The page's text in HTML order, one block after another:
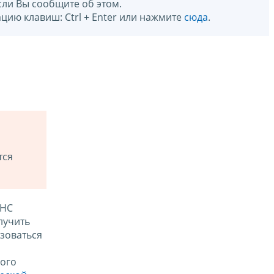
Вы сообщите об этом.
клавиш: Ctrl + Enter или нажмите сюда.